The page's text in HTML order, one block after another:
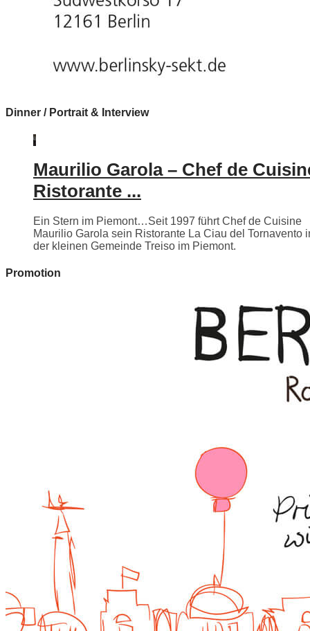
Dinner / Portrait & Interview
Maurilio Garola – Chef de
Ristorante ...
Ein Stern im Piemont…Seit 1997 führt Chef de Cuisine
Maurilio Garola sein Ristorante La Ciau del Tornavento
der kleinen Gemeinde Treiso im Piemont.
Promotion